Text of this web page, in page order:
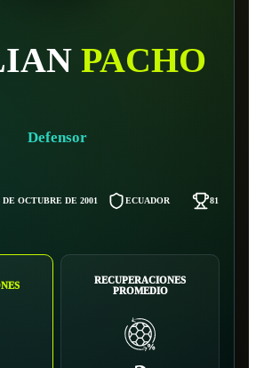
PACHO
Defensor
DE OCTUBRE DE 2001 ECUADOR 81 KG
RECUPERACIONES
PROMEDIO